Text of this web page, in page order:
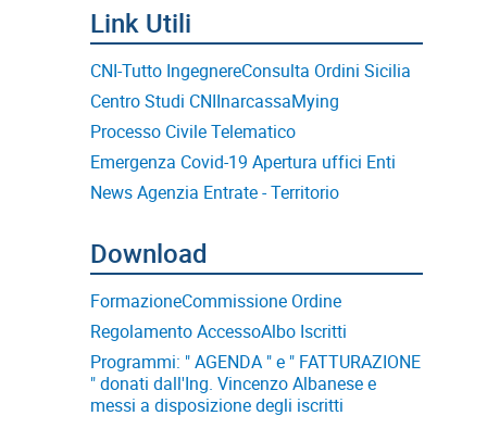
CNI-Tutto IngegnereConsulta Ordini Sicilia
Centro Studi CNIInarcassaMying
Processo Civile Telematico
Emergenza Covid-19 Apertura uffici Enti
News Agenzia Entrate - Territorio
FormazioneCommissione Ordine
Regolamento AccessoAlbo Iscritti
Programmi: " AGENDA " e " FATTURAZIONE
" donati dall'Ing. Vincenzo Albanese e
messi a disposizione degli iscritti